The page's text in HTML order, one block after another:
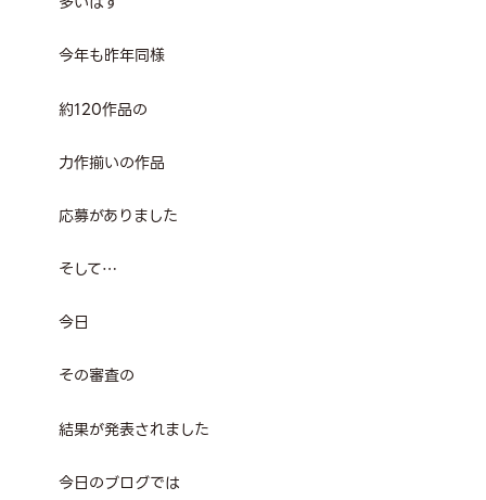
今年も昨年同様
約120作品の
力作揃いの作品
応募がありました
そして…
今日
その審査の
結果が発表されました
今日のブログでは